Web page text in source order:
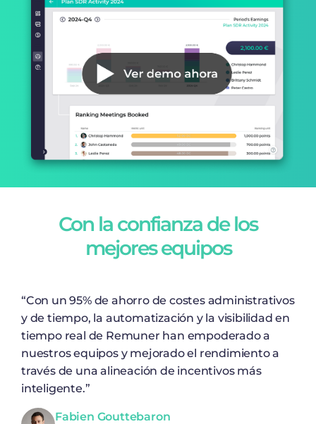
Con la confianza de los
mejores equipos
“Con un 95% de ahorro de costes administrativos
y de tiempo, la automatización y la visibilidad en
tiempo real de Remuner han empoderado a
nuestros equipos y mejorado el rendimiento a
través de una alineación de incentivos más
inteligente.”
Fabien Gouttebaron